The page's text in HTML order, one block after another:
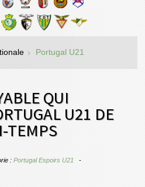
Portugal U21
QUI
U21 DE
TEMPS
:Portugal Espoirs U21